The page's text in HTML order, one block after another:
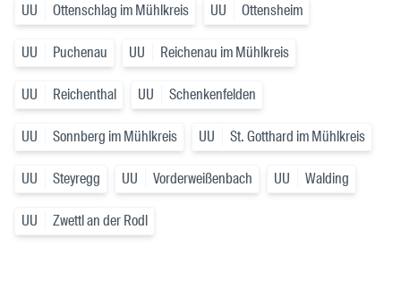
UU Ottenschlag im Mühlkreis UU Ottensheim
UU Puchenau UU Reichenau im Mühlkreis
UU Reichenthal UU Schenkenfelden
UU Sonnberg im Mühlkreis UU St. Gotthard im Mühlkreis
UU Steyregg UU Vorderweißenbach UU Walding
UU Zwettl an der Rodl